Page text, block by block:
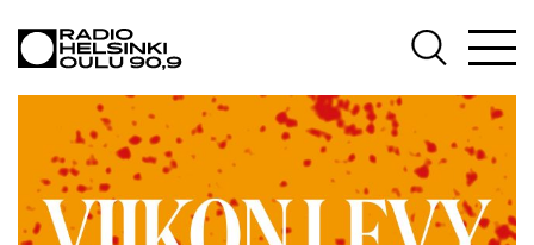
AJANKOHTAISTA
OHJELMAT
TEKIJÄT
ON-DEMAND